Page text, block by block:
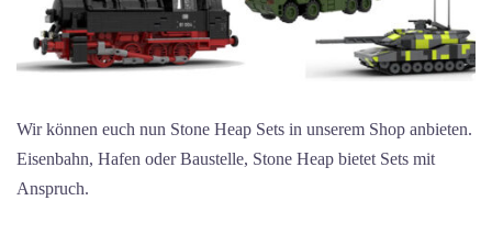
Wir können euch nun Stone Heap Sets in unserem Shop anbieten.
Eisenbahn, Hafen oder Baustelle, Stone Heap bietet Sets mit
Anspruch.